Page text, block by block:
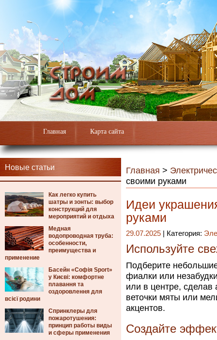
Главная Карта сайта
Новые статьи
Как легко купить
шатры и зонты: выбор
конструкций для
мероприятий и отдыха
Медная
водопроводная труба:
особенности,
преимущества и
применение
Басейн «Софія Sport»
у Києві: комфортне
плавання та
оздоровлення для
всієї родини
Спринклеры для
пожаротушения:
принцип работы виды
и сферы применения
Главная >
своими руками
Идеи
руками
29.07.2025 | Категория:
Используйте
Подберите
фиалки или
или в центре, сделав
веточки мяты или
акцентов.
Создайте